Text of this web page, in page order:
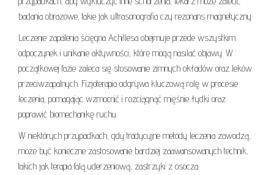
badania obrazowe, takie jak ultrasonografia czy rezonans magnetyczny.
Leczenie zapalenia ścięgna Achillesa obejmuje przede wszystkim
odpoczynek i unikanie aktywności, które mogą nasilać objawy. W
początkowej fazie zaleca się stosowanie zimnych okładów oraz leków
przeciwzapalnych. Fizjoterapia odgrywa kluczową rolę w procesie
leczenia, pomagając wzmocnić i rozciągnąć mięśnie łydki oraz
poprawić biomechanikę ruchu.
W niektórych przypadkach, gdy tradycyjne metody leczenia zawodzą,
może być konieczne zastosowanie bardziej zaawansowanych technik,
takich jak terapia falą uderzeniową, zastrzyki z osocza